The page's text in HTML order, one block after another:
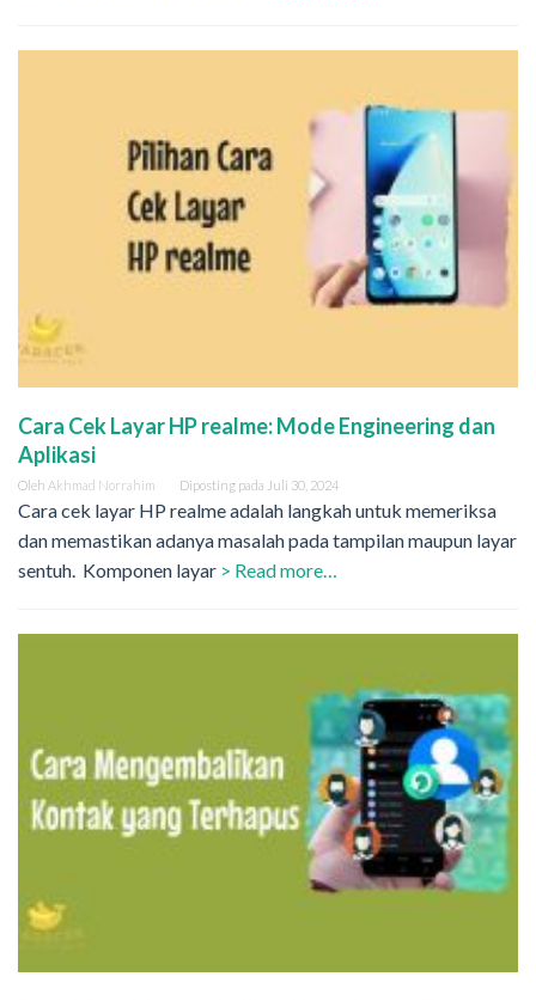
Cara Cek Layar HP realme: Mode Engineering dan
Aplikasi
Oleh Akhmad Norrahim Diposting pada Juli 30, 2024
Cara cek layar HP realme adalah langkah untuk memeriksa
dan memastikan adanya masalah pada tampilan maupun layar
sentuh. Komponen layar > Read more…